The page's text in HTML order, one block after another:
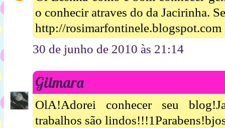
o conhecir atraves do da Jacirinha.
http://rosimarfontinele.blogspot.com
30 de junho de 2010 às 21:14
Gilmara
OlA!Adorei conhecer seu
trabalhos são